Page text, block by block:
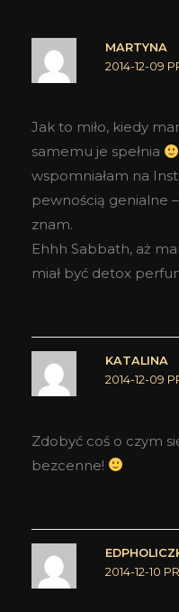
MARTYNA
2014-12-09
Jak to miło, kiedy
samemu je spełnia
wspomniałam na
pewnością genialne
znam.
Ehhh Sabbath, aż
miał być detox
KATALINA
2014-12-09
Zdobyć coś o czym
bezcenne!
2014-12-10